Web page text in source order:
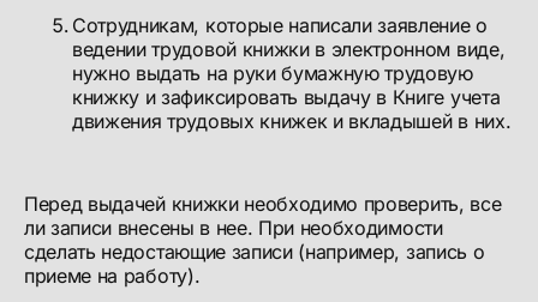
Сотрудникам, которые написали заявление о
ведении трудовой книжки в электронном виде,
нужно выдать на руки бумажную трудовую
книжку и зафиксировать выдачу в Книге учета
движения трудовых книжек и вкладышей в них.
Перед выдачей книжки необходимо проверить, все
ли записи внесены в нее. При необходимости
сделать недостающие записи (например, запись о
приеме на работу).